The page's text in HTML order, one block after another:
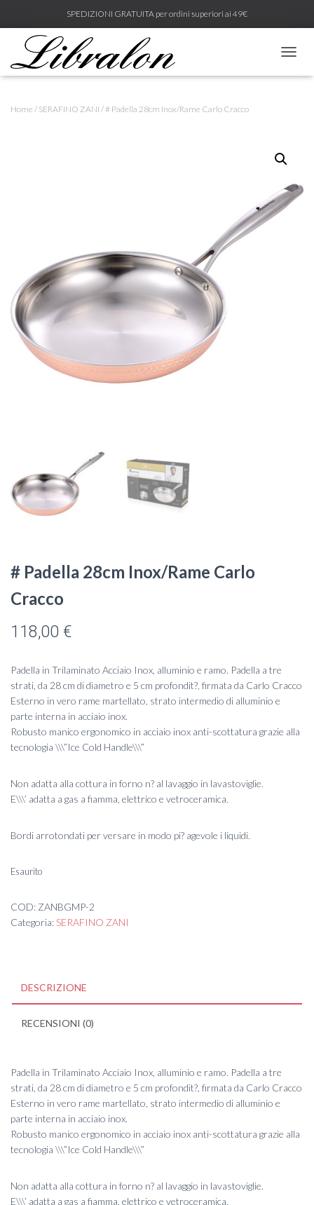
SPEDIZIONI GRATUITA per ordini superiori ai 49€
A
N
E
Home / SERAFINO ZANI / # Padella 28cm Inox/Rame Carlo Cracco
# Padella 28cm Inox/Rame Carlo
Cracco
118,00 €
Padella in Trilaminato Acciaio Inox, alluminio e ramo. Padella a tre
strati, da 28 cm di diametro e 5 cm profondit?, firmata da Carlo Cracco
Esterno in vero rame martellato, strato intermedio di alluminio e
parte interna in acciaio inox.
Robusto manico ergonomico in acciaio inox anti-scottatura grazie alla
tecnologia \\\”Ice Cold Handle\\\”
Non adatta alla cottura in forno n? al lavaggio in lavastoviglie.
E\\\’ adatta a gas a fiamma, elettrico e vetroceramica.
Bordi arrotondati per versare in modo pi? agevole i liquidi.
Esaurito
COD: ZANBGMP-2
Categoria: SERAFINO ZANI
DESCRIZIONE
RECENSIONI (0)
Padella in Trilaminato Acciaio Inox, alluminio e ramo. Padella a tre
strati, da 28 cm di diametro e 5 cm profondit?, firmata da Carlo Cracco
Esterno in vero rame martellato, strato intermedio di alluminio e
parte interna in acciaio inox.
Robusto manico ergonomico in acciaio inox anti-scottatura grazie alla
tecnologia \\\”Ice Cold Handle\\\”
Non adatta alla cottura in forno n? al lavaggio in lavastoviglie.
E\\\’ adatta a gas a fiamma, elettrico e vetroceramica.